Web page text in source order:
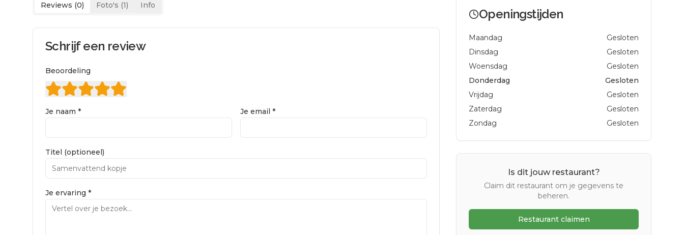
Reviews (0) Foto's (1) Info
Schrijf een review
Beoordeling
Je naam * Je email *
Titel (optioneel)
Je ervaring *
Openingstijden
Maandag
Gesloten
Dinsdag
Gesloten
Woensdag
Gesloten
Donderdag
Gesloten
Vrijdag
Gesloten
Zaterdag
Gesloten
Zondag
Gesloten
Is dit jouw restaurant?
Claim dit restaurant om je gegevens te
beheren.
Restaurant claimen